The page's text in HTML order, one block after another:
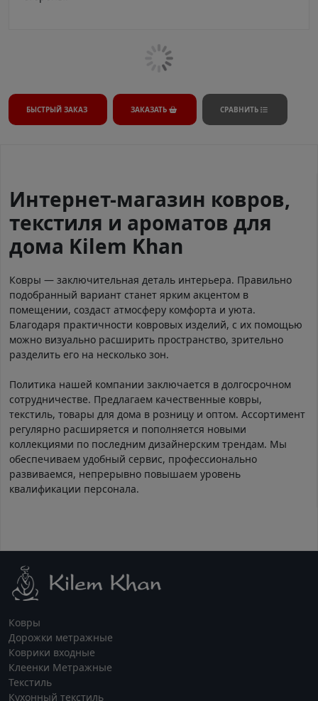
БЫСТРЫЙ ЗАКАЗ ЗАКАЗАТЬ СРАВНИТЬ
Интернет-магазин ковров,
текстиля и ароматов для
дома Kilem Khan
Ковры — заключительная деталь интерьера. Правильно
подобранный вариант станет ярким акцентом в
помещении, создаст атмосферу комфорта и уюта.
Благодаря практичности ковровых изделий, с их помощью
можно визуально расширить пространство, зрительно
разделить его на несколько зон.
Политика нашей компании заключается в долгосрочном
сотрудничестве. Предлагаем качественные ковры,
текстиль, товары для дома в розницу и оптом. Ассортимент
регулярно расширяется и пополняется новыми
коллекциями по последним дизайнерским трендам. Мы
обеспечиваем удобный сервис, профессионально
развиваемся, непрерывно повышаем уровень
квалификации персонала.
Ковры
Дорожки метражные
Коврики входные
Клеенки Метражные
Текстиль
Кухонный текстиль